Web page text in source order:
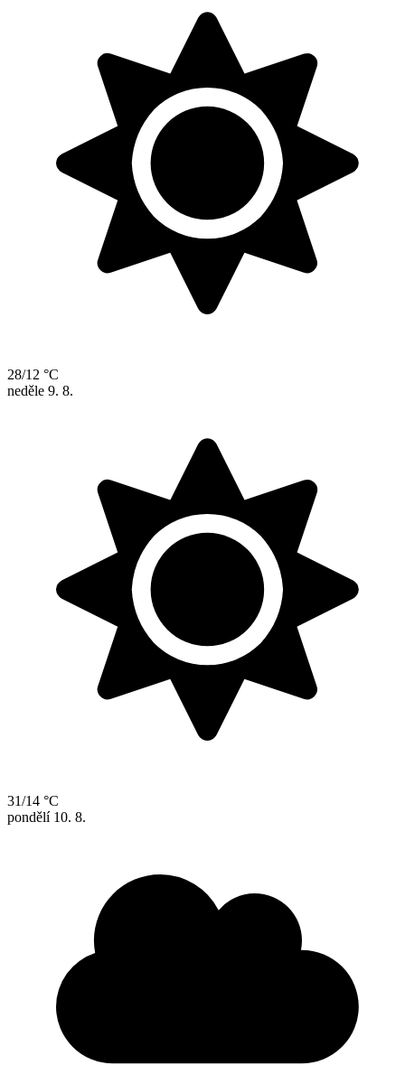
28/12 °C
neděle 9. 8.
31/14 °C
pondělí 10. 8.